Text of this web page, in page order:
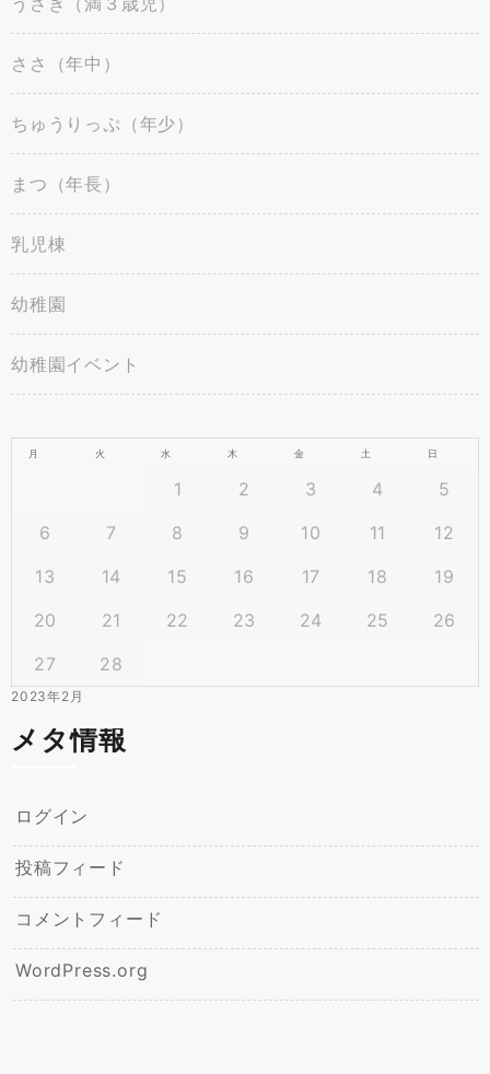
ささ（年中）
ちゅうりっぷ（年少）
まつ（年長）
乳児棟
幼稚園
幼稚園イベント
2023年2月
月 火 水 木 金 土 日
1 2 3 4
5
6
7 8 9 10 11
12
13
14 15 16 17 18
19
20
21 22 23 24 25
26
27
28
メタ情報
ログイン
投稿フィード
コメントフィード
WordPress.org